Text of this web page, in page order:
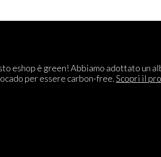
eshop è green! Abbiamo adottato un
per essere carbon-free.Scopri il